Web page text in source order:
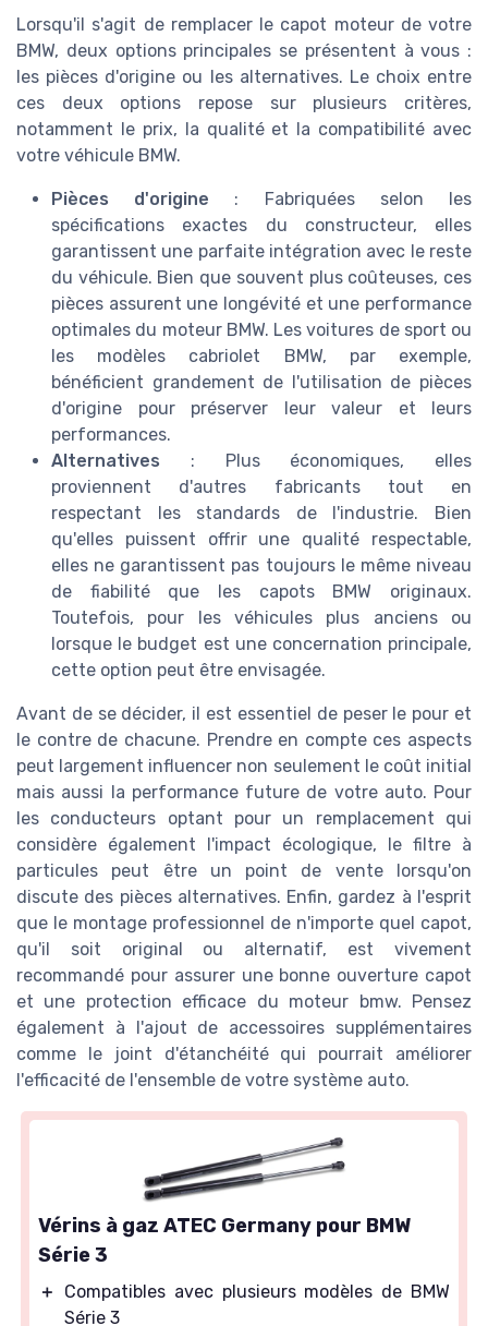
Lorsqu'il s'agit de remplacer le capot moteur de votre
BMW, deux options principales se présentent à vous :
les pièces d'origine ou les alternatives. Le choix entre
ces deux options repose sur plusieurs critères,
notamment le prix, la qualité et la compatibilité avec
votre véhicule BMW.
Pièces d'origine : Fabriquées selon les
spécifications exactes du constructeur, elles
garantissent une parfaite intégration avec le reste
du véhicule. Bien que souvent plus coûteuses, ces
pièces assurent une longévité et une performance
optimales du moteur BMW. Les voitures de sport ou
les modèles cabriolet BMW, par exemple,
bénéficient grandement de l'utilisation de pièces
d'origine pour préserver leur valeur et leurs
performances.
Alternatives : Plus économiques, elles
proviennent d'autres fabricants tout en
respectant les standards de l'industrie. Bien
qu'elles puissent offrir une qualité respectable,
elles ne garantissent pas toujours le même niveau
de fiabilité que les capots BMW originaux.
Toutefois, pour les véhicules plus anciens ou
lorsque le budget est une concernation principale,
cette option peut être envisagée.
Avant de se décider, il est essentiel de peser le pour et
le contre de chacune. Prendre en compte ces aspects
peut largement influencer non seulement le coût initial
mais aussi la performance future de votre auto. Pour
les conducteurs optant pour un remplacement qui
considère également l'impact écologique, le filtre à
particules peut être un point de vente lorsqu'on
discute des pièces alternatives. Enfin, gardez à l'esprit
que le montage professionnel de n'importe quel capot,
qu'il soit original ou alternatif, est vivement
recommandé pour assurer une bonne ouverture capot
et une protection efficace du moteur bmw. Pensez
également à l'ajout de accessoires supplémentaires
comme le joint d'étanchéité qui pourrait améliorer
l'efficacité de l'ensemble de votre système auto.
Vérins à gaz ATEC Germany pour BMW
Série 3
＋
Compatibles avec plusieurs modèles de BMW
Série 3